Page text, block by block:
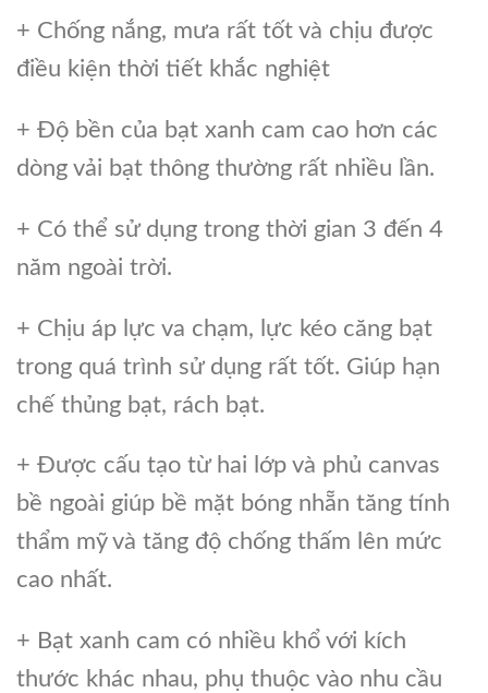
+ Chống nắng, mưa rất tốt và chịu được
điều kiện thời tiết khắc nghiệt
+ Độ bền của bạt xanh cam cao hơn các
dòng vải bạt thông thường rất nhiều lần.
+ Có thể sử dụng trong thời gian 3 đến 4
năm ngoài trời.
+ Chịu áp lực va chạm, lực kéo căng bạt
trong quá trình sử dụng rất tốt. Giúp hạn
chế thủng bạt, rách bạt.
+ Được cấu tạo từ hai lớp và phủ canvas
bề ngoài giúp bề mặt bóng nhẵn tăng tính
thẩm mỹ và tăng độ chống thấm lên mức
cao nhất.
+ Bạt xanh cam có nhiều khổ với kích
thước khác nhau, phụ thuộc vào nhu cầu